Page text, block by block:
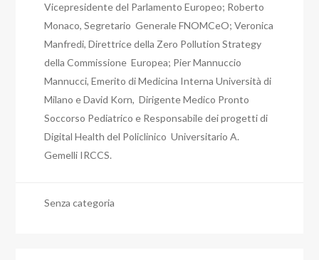
Vicepresidente del Parlamento Europeo; Roberto
Monaco, Segretario Generale FNOMCeO; Veronica
Manfredi, Direttrice della Zero Pollution Strategy
della Commissione Europea; Pier Mannuccio
Mannucci, Emerito di Medicina Interna Università di
Milano e David Korn, Dirigente Medico Pronto
Soccorso Pediatrico e Responsabile dei progetti di
Digital Health del Policlinico Universitario A.
Gemelli IRCCS.
Senza categoria